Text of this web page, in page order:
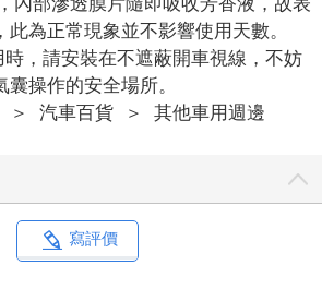
為正常現象並不影響使用天數。
，請安裝在不遮蔽開車視線，不妨
操作的安全場所。
＞ 汽車百貨 ＞ 其他車用週邊
寫評價